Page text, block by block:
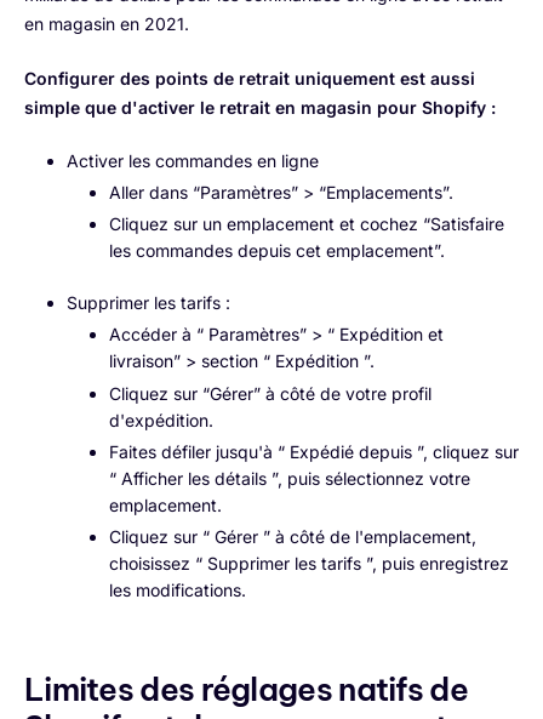
en magasin en 2021.
Configurer des points de retrait uniquement est aussi
simple que d'activer le retrait en magasin pour Shopify :
Activer les commandes en ligne
Aller dans “Paramètres” > “Emplacements”.
Cliquez sur un emplacement et cochez “Satisfaire
les commandes depuis cet emplacement”.
Supprimer les tarifs :
Accéder à “ Paramètres” > “ Expédition et
livraison” > section “ Expédition ”.
Cliquez sur “Gérer” à côté de votre profil
d'expédition.
Faites défiler jusqu'à “ Expédié depuis ”, cliquez sur
“ Afficher les détails ”, puis sélectionnez votre
emplacement.
Cliquez sur “ Gérer ” à côté de l'emplacement,
choisissez “ Supprimer les tarifs ”, puis enregistrez
les modifications.
Limites des réglages natifs de